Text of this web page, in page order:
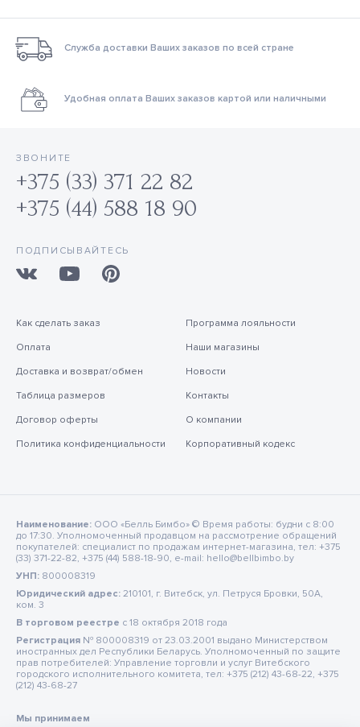
Служба доставки Ваших заказов по всей стране
Удобная оплата Ваших заказов картой или наличными
ЗВОНИТЕ
+375 (33) 371 22 82
+375 (44) 588 18 90
ПОДПИСЫВАЙТЕСЬ
Как сделать заказ
Оплата
Доставка и возврат/обмен
Таблица размеров
Договор оферты
Политика конфиденциальности
Программа лояльности
Наши магазины
Новости
Контакты
О компании
Корпоративный кодекс
Наименование: ООО «Белль Бимбо» © Время работы: будни с 8:00
до 17:30. Уполномоченный продавцом на рассмотрение обращений
покупателей: специалист по продажам интернет-магазина, тел: +375
(33) 371-22-82, +375 (44) 588-18-90, e-mail: hello@bellbimbo.by
УНП: 800008319
Юридический адрес: 210101, г. Витебск, ул. Петруся Бровки, 50А,
ком. 3
В торговом реестре c 18 октября 2018 года
Регистрация № 800008319 от 23.03.2001 выдано Министерством
иностранных дел Республики Беларусь. Уполномоченный по защите
прав потребителей: Управление торговли и услуг Витебского
городского исполнительного комитета, тел: +375 (212) 43-68-22, +375
(212) 43-68-27
Мы принимаем